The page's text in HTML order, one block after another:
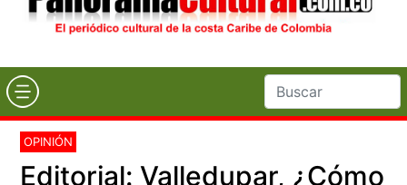
OPINIÓN
Editorial: Valledupar, ¿Cómo